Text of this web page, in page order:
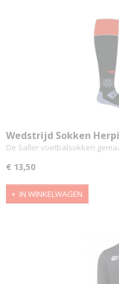
Wedstrijd Sokken
De Saller voetbalsokken
€ 13,50
IN WINKELWAGEN